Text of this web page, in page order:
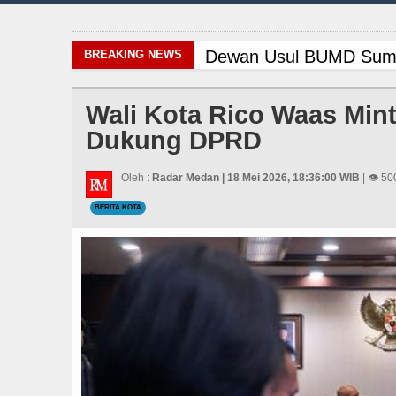
BREAKING NEWSDewan Usul BUMD Sumut
Gubernur Bobby Nasution
Masyarakat Desak APH
Serapan Anggaran
Bayern Munich Menang Tipis
Dugaan Penyimpangan
PSG vs Manchester United
Wali Kota Rico Waas
Dukung DPRD
Oleh : Radar Medan | 18 Mei 2026, 18:36:00 WIB | 👁
BERITA KOTA